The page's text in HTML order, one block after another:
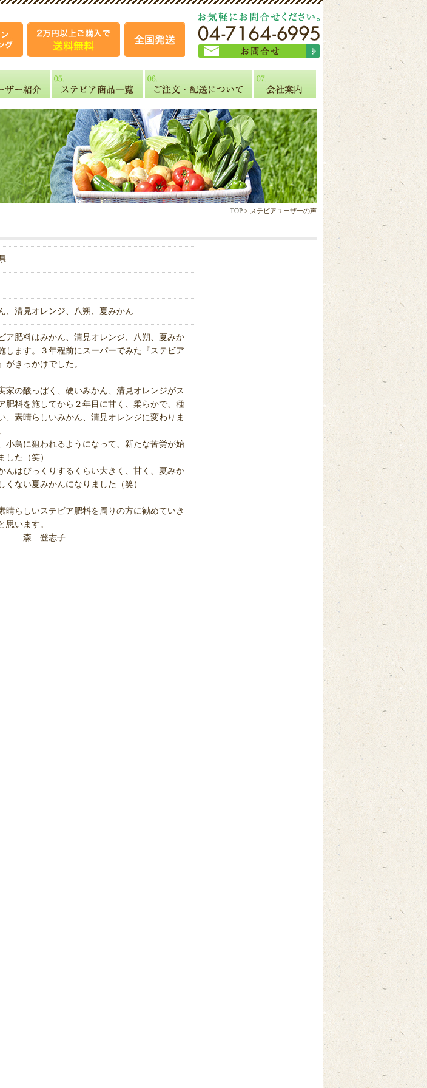
TOP > ステビアユーザーの声
県
、清見オレンジ、八朔、夏みかん
ア肥料はみかん、清見オレンジ、八朔、夏みか
します。３年程前にスーパーでみた『ステビア
がきっかけでした。
家の酸っぱく、硬いみかん、清見オレンジがス
肥料を施してから２年目に甘く、柔らかで、種
、素晴らしいみかん、清見オレンジに変わりま
小鳥に狙われるようになって、新たな苦労が始
した（笑）
んはびっくりするくらい大きく、甘く、夏みか
くない夏みかんになりました（笑）
晴らしいステビア肥料を周りの方に勧めていき
思います。
登志子